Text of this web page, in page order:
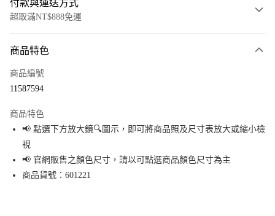
付款與運送方式
超取滿NT$888免運
信用卡一次付款
Apple Pay
街口支付
悠遊付
商品特色
商品編號
11587594
商品特色
📢 點選下方放大鏡🔍圖示，即可將商品照及尺寸表放大或縮小檢
視
📢 官網販售之顏色尺寸，請以可點選商品顏色尺寸為主
商品貨號：601221